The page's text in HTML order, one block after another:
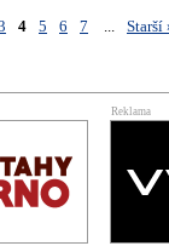
4 5 6 7 ... Starší
Reklama